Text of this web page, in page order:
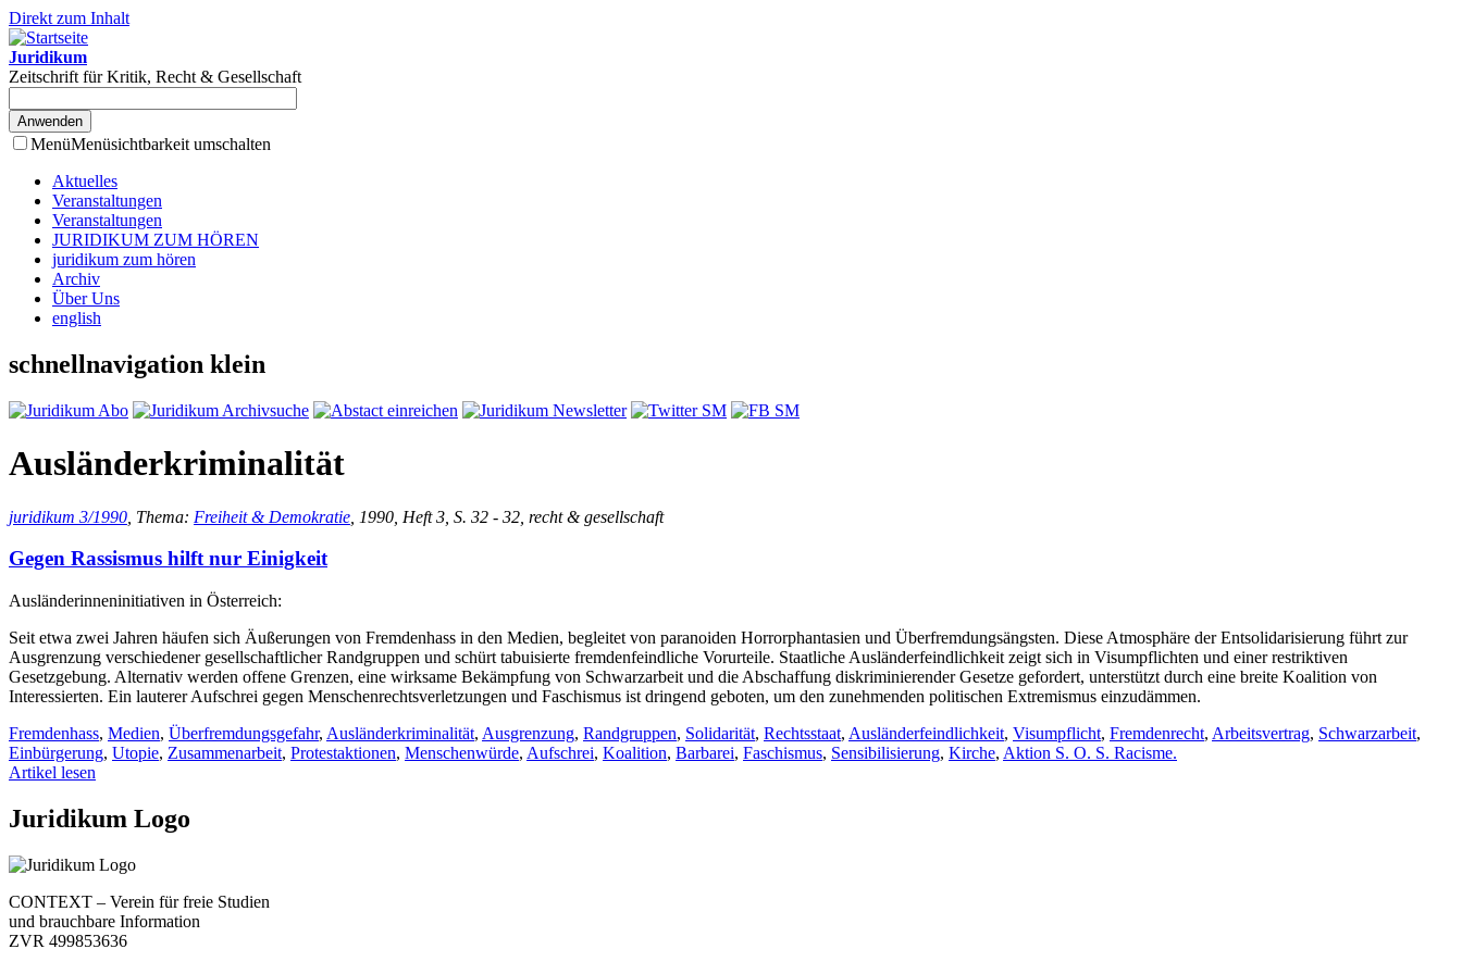
Direkt zum Inhalt
Juridikum
Zeitschrift für Kritik, Recht & Gesellschaft
MenüMenüsichtbarkeit umschalten
Aktuelles
Veranstaltungen
Veranstaltungen
JURIDIKUM ZUM HÖREN
juridikum zum hören
Archiv
Über Uns
english
schnellnavigation klein
Ausländerkriminalität
juridikum 3/1990 , Thema: Freiheit & Demokratie , 1990, Heft 3, S. 32 - 32, recht & gesellschaft
Gegen Rassismus hilft nur Einigkeit
Ausländerinneninitiativen in Österreich:
Seit etwa zwei Jahren häufen sich Äußerungen von Fremdenhass in den Medien, begleitet von paranoiden Horrorphantasien und Überfremdungsängsten. Diese Atmosphäre der Entsolidarisierung führt zur
Ausgrenzung verschiedener gesellschaftlicher Randgruppen und schürt tabuisierte fremdenfeindliche Vorurteile. Staatliche Ausländerfeindlichkeit zeigt sich in Visumpflichten und einer restriktiven
Gesetzgebung. Alternativ werden offene Grenzen, eine wirksame Bekämpfung von Schwarzarbeit und die Abschaffung diskriminierender Gesetze gefordert, unterstützt durch eine breite Koalition von
Interessierten. Ein lauterer Aufschrei gegen Menschenrechtsverletzungen und Faschismus ist dringend geboten, um den zunehmenden politischen Extremismus einzudämmen.
Fremdenhass, Medien, Überfremdungsgefahr, Ausländerkriminalität, Ausgrenzung, Randgruppen, Solidarität, Rechtsstaat, Ausländerfeindlichkeit, Visumpflicht, Fremdenrecht, Arbeitsvertrag, Schwarzarbeit,
Einbürgerung, Utopie, Zusammenarbeit, Protestaktionen, Menschenwürde, Aufschrei, Koalition, Barbarei, Faschismus, Sensibilisierung, Kirche, Aktion S. O. S. Racisme.
Artikel lesen
Juridikum Logo
CONTEXT – Verein für freie Studien
und brauchbare Information
ZVR 499853636